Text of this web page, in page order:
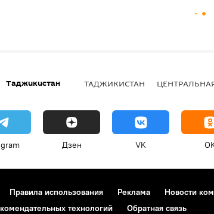
Таджикистан ТАДЖИКИСТАН
Дзен VK
Правила использования Реклама Новости
технологий
Обратная связь